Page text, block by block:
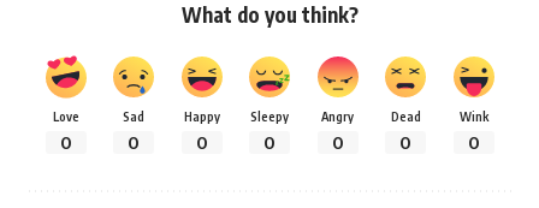
What do you think?
Love
0
Sad
0
Happy
0
Sleepy
0
Angry
0
Dead
0
Wink
0